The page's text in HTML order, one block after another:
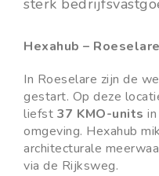
sterk
Hexahub – Roeselare
In Roeselare zijn de
gestart. Op deze
liefst 37 KMO-units
omgeving. Hexahub
architecturale
via de Rijksweg.